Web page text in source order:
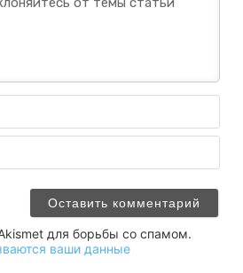
для борьбы со спамом.
ваши данные